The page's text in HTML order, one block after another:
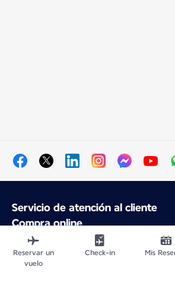
Servicio de atención al cliente
Compra online
Programa de fidelidad y socios
Acerca de Air France
Aplicación móvil Air France
Reservar un
vuelo
Check-in Mis